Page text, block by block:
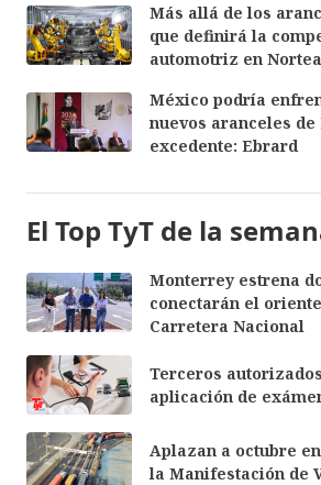
Más allá de los
que definirá la
automotriz en
México podría
nuevos aranceles de
excedente: Ebrard
El Top TyT de la
Monterrey estrena
conectarán el
Carretera Nacional
Terceros
aplicación de
Aplazan a octubre
la Manifestación de